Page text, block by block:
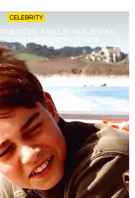
CELEBRITY
KAKO JE KRALJEVSKA
ROĐENDAN PRINCA